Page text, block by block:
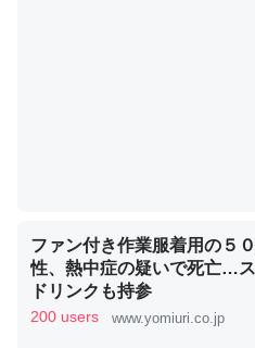
これを元に考えるとカルシウ
類は苦労してるんだな…。腹
─ニュース :: 【研究発表】昆虫学
ウチもEchoを実家に置いて４
ちぼちRingも置こうかと画
位置情報を共有してる。電池
ファン付き作業服着用の５
性、熱中症の疑いで死亡…
ドリンクも持参
200 users www.yomiuri.co.jp